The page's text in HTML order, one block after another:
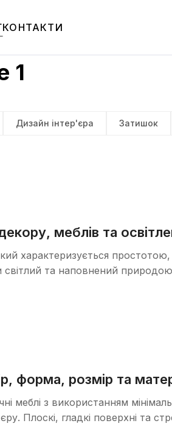
КОНТАКТИ
1
Дизайн інтер'єра Затишок
меблів та
характеризується простотою,
світлий та наповнений
форма, розмір та
меблі з використанням
Плоскі, гладкі поверхні та